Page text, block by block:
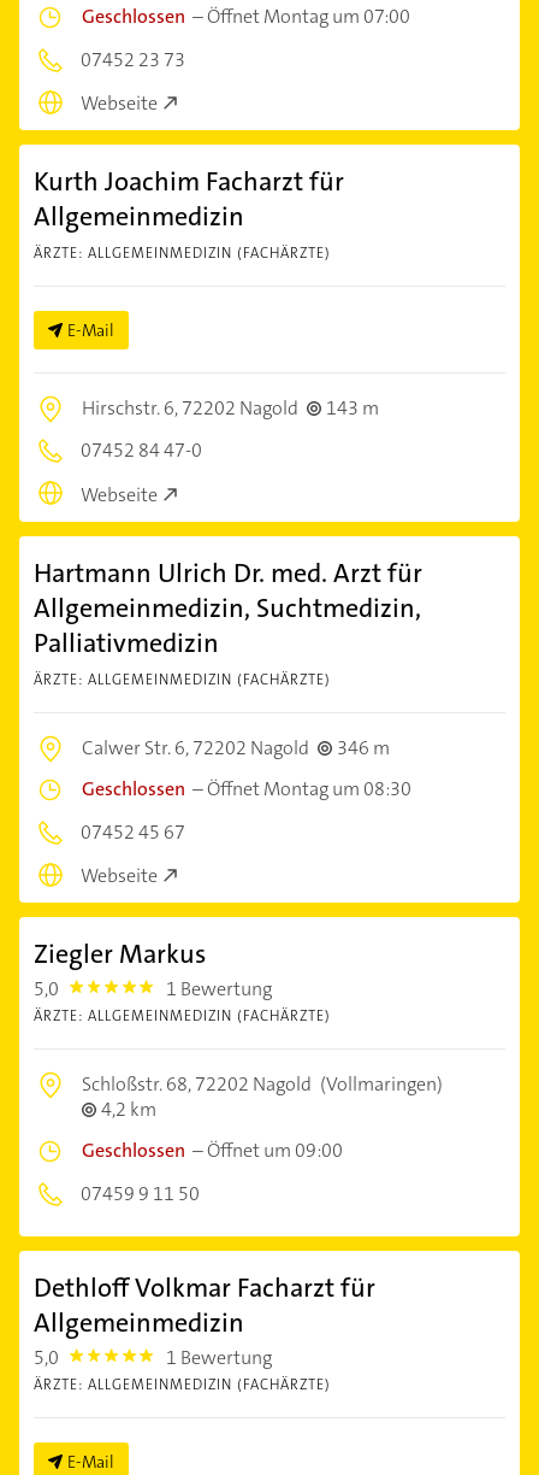
Geschlossen –Öffnet Montag um 07:00
07452 23 73
Webseite
Kurth Joachim Facharzt für
Allgemeinmedizin
ÄRZTE: ALLGEMEINMEDIZIN (FACHÄRZTE)
E-Mail
Hirschstr. 6,72202 Nagold
143 m
07452 84 47-0
Webseite
Hartmann Ulrich Dr. med. Arzt für
Allgemeinmedizin, Suchtmedizin,
Palliativmedizin
ÄRZTE: ALLGEMEINMEDIZIN (FACHÄRZTE)
Calwer Str. 6,72202 Nagold
346 m
Geschlossen –Öffnet Montag um 08:30
07452 45 67
Webseite
Ziegler Markus
5,0 5.0 1 Bewertung
ÄRZTE: ALLGEMEINMEDIZIN (FACHÄRZTE)
Schloßstr. 68,72202 Nagold (Vollmaringen)
4,2 km
Geschlossen –Öffnet um 09:00
07459 9 11 50
Dethloff Volkmar Facharzt für
Allgemeinmedizin
5,0 5.0 1 Bewertung
ÄRZTE: ALLGEMEINMEDIZIN (FACHÄRZTE)
E-Mail